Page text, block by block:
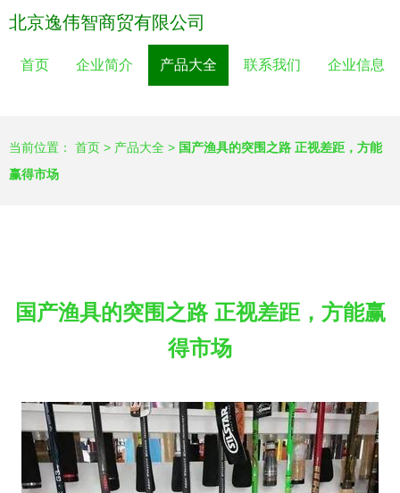
北京逸伟智商贸有限公司
首页 企业简介 产品大全 联系我们 企业信息
当前位置： 首页 > 产品大全 > 国产渔具的突围之路 正视差距，方能
赢得市场
国产渔具的突围之路 正视差距，方能赢
得市场